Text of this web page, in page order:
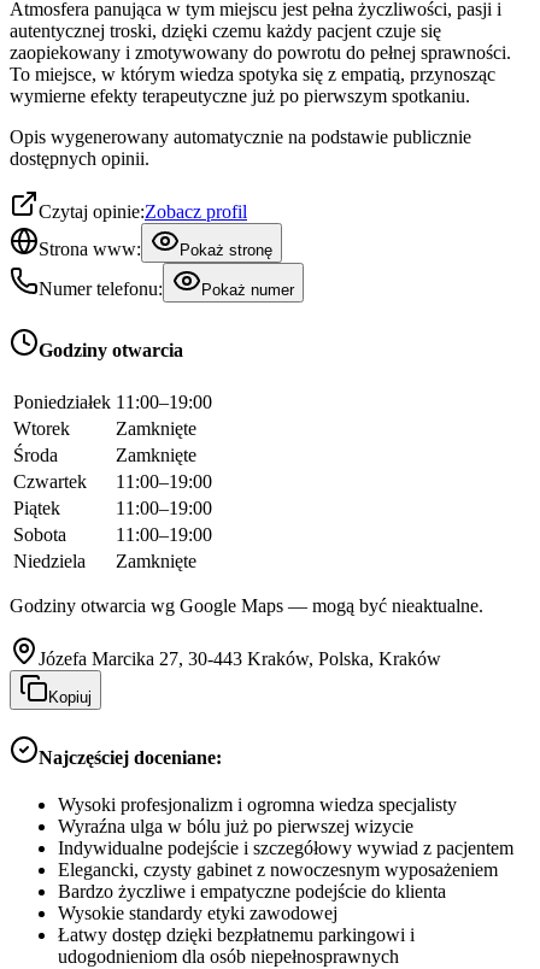
Atmosfera panująca w tym miejscu jest pełna życzliwości, pasji i
autentycznej troski, dzięki czemu każdy pacjent czuje się
zaopiekowany i zmotywowany do powrotu do pełnej sprawności.
To miejsce, w którym wiedza spotyka się z empatią, przynosząc
wymierne efekty terapeutyczne już po pierwszym spotkaniu.
Opis wygenerowany automatycznie na podstawie publicznie
dostępnych opinii.
Czytaj opinie:Zobacz profil
Strona www:
Pokaż stronę
Numer telefonu: Pokaż numer
Godziny otwarcia
Poniedziałek 11:00–19:00
Wtorek
Zamknięte
Środa
Zamknięte
Czwartek
11:00–19:00
Piątek
11:00–19:00
Sobota
11:00–19:00
Niedziela
Zamknięte
Godziny otwarcia wg Google Maps — mogą być nieaktualne.
Józefa Marcika 27, 30-443 Kraków, Polska, Kraków
Kopiuj
Najczęściej doceniane:
Wysoki profesjonalizm i ogromna wiedza specjalisty
Wyraźna ulga w bólu już po pierwszej wizycie
Indywidualne podejście i szczegółowy wywiad z pacjentem
Elegancki, czysty gabinet z nowoczesnym wyposażeniem
Bardzo życzliwe i empatyczne podejście do klienta
Wysokie standardy etyki zawodowej
Łatwy dostęp dzięki bezpłatnemu parkingowi i
udogodnieniom dla osób niepełnosprawnych